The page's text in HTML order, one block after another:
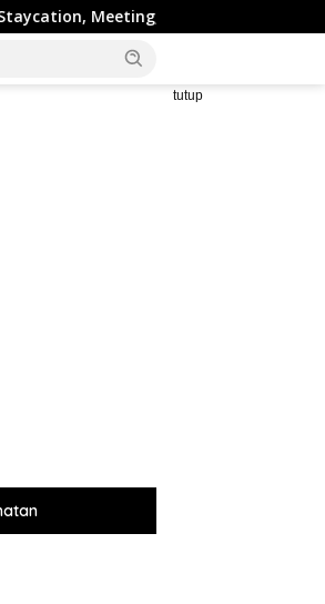
Meeting, dan Kuliner di Jakarta
tutup